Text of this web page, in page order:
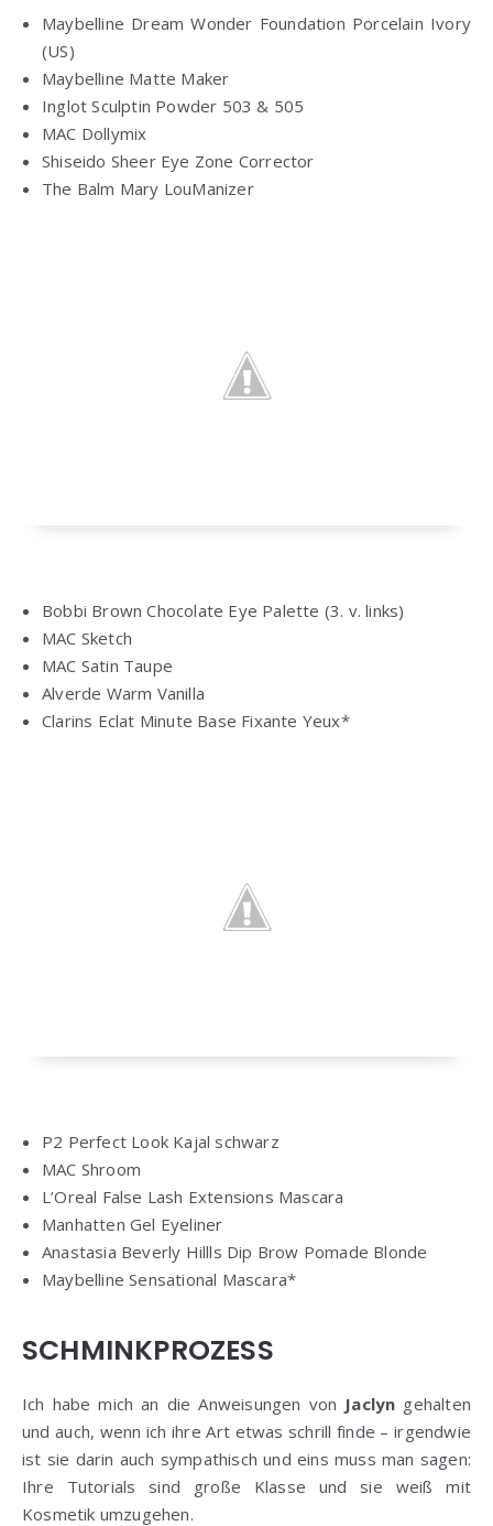
Maybelline Dream Wonder Foundation Porcelain Ivory
(US)
Maybelline Matte Maker
Inglot Sculptin Powder 503 & 505
MAC Dollymix
Shiseido Sheer Eye Zone Corrector
The Balm Mary LouManizer
Bobbi Brown Chocolate Eye Palette (3. v. links)
MAC Sketch
MAC Satin Taupe
Alverde Warm Vanilla
Clarins Eclat Minute Base Fixante Yeux*
P2 Perfect Look Kajal schwarz
MAC Shroom
L’Oreal False Lash Extensions Mascara
Manhatten Gel Eyeliner
Anastasia Beverly Hillls Dip Brow Pomade Blonde
Maybelline Sensational Mascara*
SCHMINKPROZESS
Ich habe mich an die Anweisungen von Jaclyn gehalten
und auch, wenn ich ihre Art etwas schrill finde – irgendwie
ist sie darin auch sympathisch und eins muss man sagen:
Ihre Tutorials sind große Klasse und sie weiß mit
Kosmetik umzugehen.